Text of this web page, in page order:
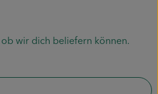
ob wir dich beliefern können.